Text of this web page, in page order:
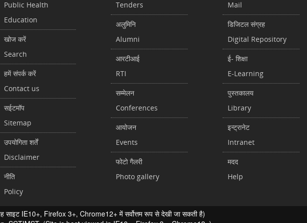
Public Health
Education
खोज करें
Search
हमें संपर्क करें
Contact us
सईटमॉप
Sitemap
उपयोगिता शर्तें
Disclaimer
नीति
Policy
Tenders
अलुमिनि
Alumni
आरटीआई
RTI
सम्मेलन
Conferences
आयोजन
Events
फोटो गैलरी
Photo gallery
Mail
डिजिटल संग्रह
Digital Repository
ई- शिक्षा
E-Learning
पुस्तकालय
Library
इन्ट्रानेट
Intranet
मदद
Help
साइट IE10+, Firefox 3+, Chrome12+ में सर्वोत्तम रूप से देखी जा सकती है)